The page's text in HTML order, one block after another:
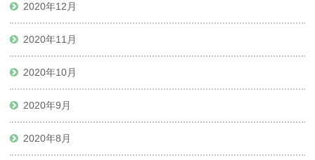
2020年12月
2020年11月
2020年10月
2020年9月
2020年8月